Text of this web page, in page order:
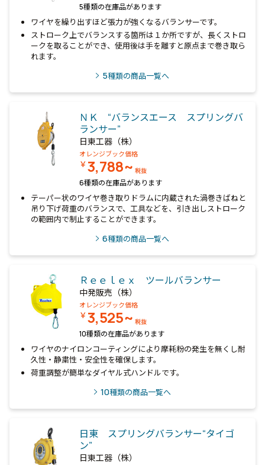
5種類の在庫品があります
ワイヤを繰り出すほど張力が強くなるバランサーです。
ストローク上でバランスする箇所は１か所ですが、長くストロ
ークを取ることができ、使用後は手を離すと原点まで巻き取ら
れます。
5種類の商品一覧へ
ＮＫ “バランスエース スプリングバ
ランサー”
日東工器（株）
オレンジブック価格
￥3,788~ 税抜
6種類の在庫品があります
テーパー状のワイヤ巻き取りドラムに内蔵された渦巻きばねと
吊り下げ荷重のバランスで、工具などを、引き出しストローク
の範囲内で制止することができます。
6種類の商品一覧へ
Ｒｅｅｌｅｘ ツールバランサー
中発販売（株）
オレンジブック価格
￥3,525~ 税抜
10種類の在庫品があります
ワイヤのナイロンコーティングにより摩耗粉の発生を無くし耐
久性・静粛性・安全性を確保します。
荷重調整が簡単なダイヤル式ハンドルです。
10種類の商品一覧へ
日東 スプリングバランサー“タイゴ
ン”
日東工器（株）